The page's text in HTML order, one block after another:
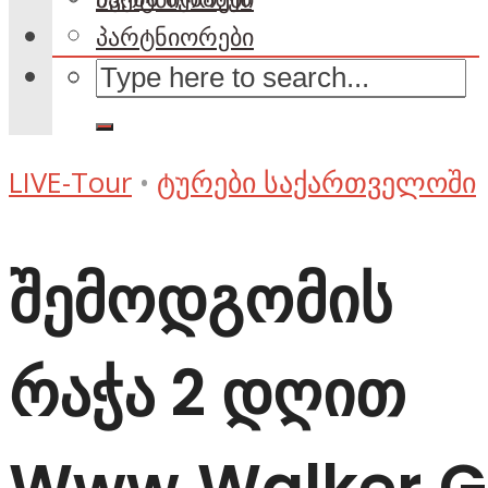
პარტნიორები
LIVE-Tour • ტურები საქართველოში
შემოდგომის
რაჭა 2 დღით